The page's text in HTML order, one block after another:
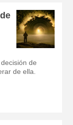
de
de ella.